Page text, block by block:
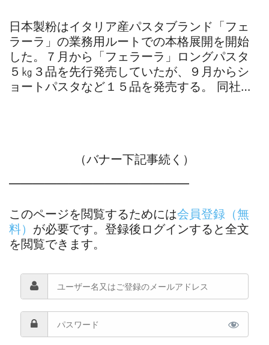
日本製粉はイタリア産パスタブランド「フェ
ラーラ」の業務用ルートでの本格展開を開始
した。７月から「フェラーラ」ロングパスタ
５㎏３品を先行発売していたが、９月からシ
ョートパスタなど１５品を発売する。 同社…
（バナー下記事続く）
―――――――――――――――
このページを閲覧するためには会員登録（無
料） が必要です。登録後ログインすると全文
を閲覧できます。